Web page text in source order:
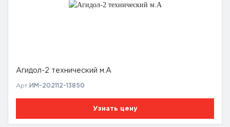
Агидол-2 технический м.А
Арт: ИМ-202112-13850
Узнать цену